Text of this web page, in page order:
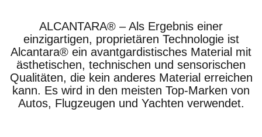
ALCANTARA® – Als Ergebnis einer
einzigartigen, proprietären Technologie ist
Alcantara® ein avantgardistisches Material mit
ästhetischen, technischen und sensorischen
Qualitäten, die kein anderes Material erreichen
kann. Es wird in den meisten Top-Marken von
Autos, Flugzeugen und Yachten verwendet.